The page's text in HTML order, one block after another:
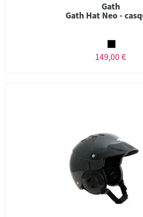
Gath
Gath Hat Neo -
149,00 €